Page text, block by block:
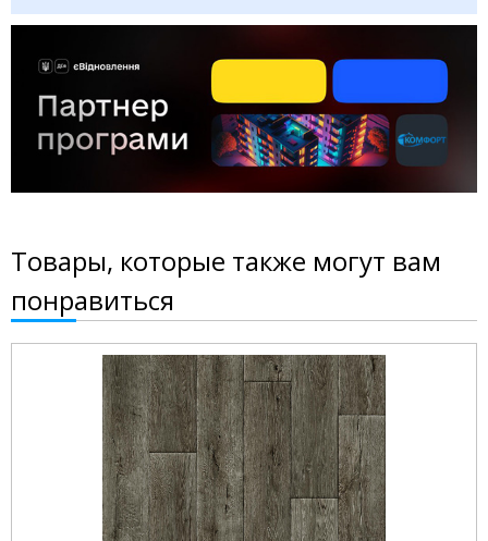
Товары, которые также могут вам
понравиться